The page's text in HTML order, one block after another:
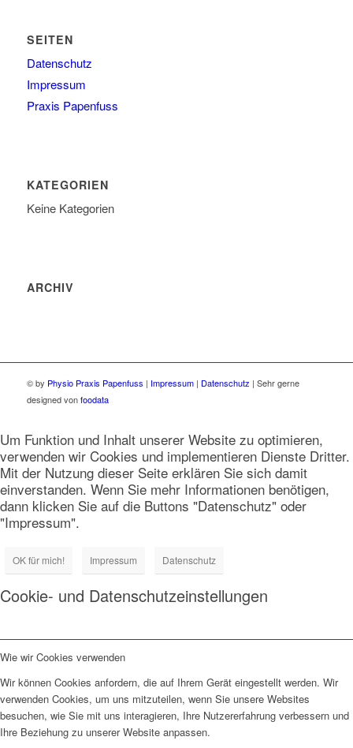
SEITEN
Datenschutz
Impressum
Praxis Papenfuss
KATEGORIEN
Keine Kategorien
ARCHIV
© by Physio Praxis Papenfuss | Impressum| Datenschutz | Sehr gerne
designed vonfoodata
Um Funktion und Inhalt unserer Website zu optimieren,
verwenden wir Cookies und implementieren Dienste Dritter.
Mit der Nutzung dieser Seite erklären Sie sich damit
einverstanden. Wenn Sie mehr Informationen benötigen,
dann klicken Sie auf die Buttons "Datenschutz" oder
"Impressum".
OK für mich! Impressum Datenschutz
Cookie- und Datenschutzeinstellungen
Wie wir Cookies verwenden
Wir können Cookies anfordern, die auf Ihrem Gerät eingestellt werden. Wir
verwenden Cookies, um uns mitzuteilen, wenn Sie unsere Websites
besuchen, wie Sie mit uns interagieren, Ihre Nutzererfahrung verbessern und
Ihre Beziehung zu unserer Website anpassen.